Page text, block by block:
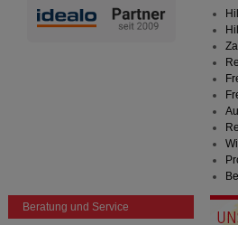
Beratung und Service